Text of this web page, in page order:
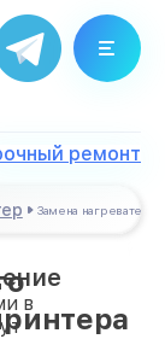
ремонт
Замена
в